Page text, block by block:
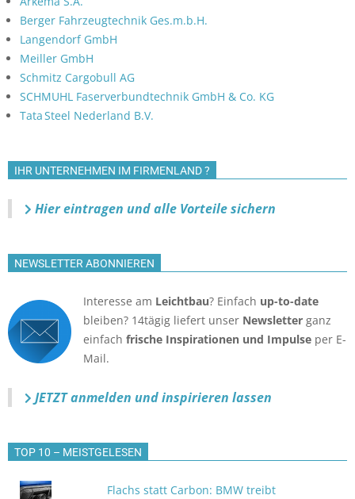
Berger Fahrzeugtechnik Ges.m.b.H.
Langendorf GmbH
Meiller GmbH
Schmitz Cargobull AG
SCHMUHL Faserverbundtechnik GmbH & Co. KG
Tata Steel Nederland B.V.
IHR UNTERNEHMEN IM FIRMENLAND ?
Hier eintragen und alle Vorteile sichern
NEWSLETTER ABONNIEREN
Interesse am Leichtbau? Einfach up-to-date
bleiben? 14tägig liefert unser Newsletter ganz
einfach frische Inspirationen und Impulse per E-
Mail.
JETZT anmelden und inspirieren lassen
TOP 10 – MEISTGELESEN
Flachs statt Carbon: BMW treibt